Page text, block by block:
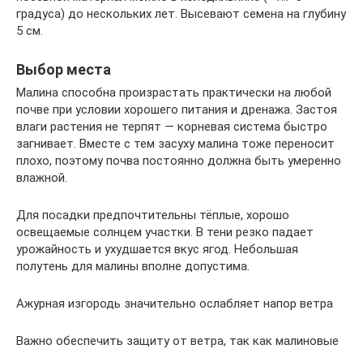
градуса) до нескольких лет. Высевают семена на глубину
5 см.
Выбор места
Малина способна произрастать практически на любой
почве при условии хорошего питания и дренажа. Застоя
влаги растения не терпят — корневая система быстро
загнивает. Вместе с тем засуху малина тоже переносит
плохо, поэтому почва постоянно должна быть умеренно
влажной.
Для посадки предпочтительны тёплые, хорошо
освещаемые солнцем участки. В тени резко падает
урожайность и ухудшается вкус ягод. Небольшая
полутень для малины вполне допустима.
Ажурная изгородь значительно ослабляет напор ветра
Важно обеспечить защиту от ветра, так как малиновые